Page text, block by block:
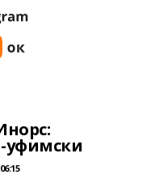
уфимски